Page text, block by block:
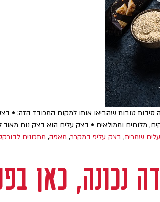
טובות שהביאו אותו למקום המכובד הזה: •
מלוחים וממולאים • בצק עלים הוא בצק נוח
שמרית, בצק עליפ במקרר, מאפה, מתכונים
נכונה, כאן